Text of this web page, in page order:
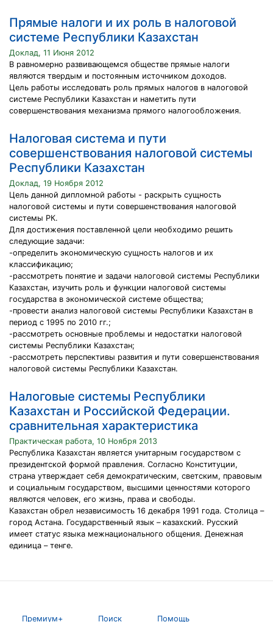
Прямые налоги и их роль в налоговой
системе Республики Казахстан
Доклад, 11 Июня 2012
В равномерно развивающемся обществе прямые налоги
являются твердым и постоянным источником доходов.
Цель работы исследовать роль прямых налогов в налоговой
системе Республики Казахстан и наметить пути
совершенствования механизма прямого налогообложения.
Налоговая система и пути
совершенствования налоговой системы
Республики Казахстан
Доклад, 19 Ноября 2012
Цель данной дипломной работы - раскрыть сущность
налоговой системы и пути совершенствования налоговой
системы РК.
Для достижения поставленной цели необходимо решить
следующие задачи:
-определить экономическую сущность налогов и их
классификацию;
-рассмотреть понятие и задачи налоговой системы Республики
Казахстан, изучить роль и функции налоговой системы
государства в экономической системе общества;
-провести анализ налоговой системы Республики Казахстан в
период с 1995 по 2010 гг.;
-рассмотреть основные проблемы и недостатки налоговой
системы Республики Казахстан;
-рассмотреть перспективы развития и пути совершенствования
налоговой системы Республики Казахстан.
Налоговые системы Республики
Казахстан и Российской Федерации.
сравнительная характеристика
Практическая работа, 10 Ноября 2013
Республика Казахстан является унитарным государством с
президентской формой правления. Согласно Конституции,
страна утверждает себя демократическим, светским, правовым
и социальным государством, высшими ценностями которого
являются человек, его жизнь, права и свободы.
Казахстан обрел независимость 16 декабря 1991 года. Столица –
город Астана. Государственный язык – казахский. Русский
имеет статус языка межнационального общения. Денежная
единица – тенге.
Премиум+ Поиск Помощь